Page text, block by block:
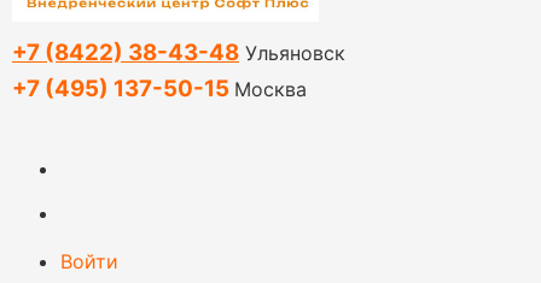
+7 (8422) 38-43-48 Ульяновск
+7 (495) 137-50-15 Москва
Войти